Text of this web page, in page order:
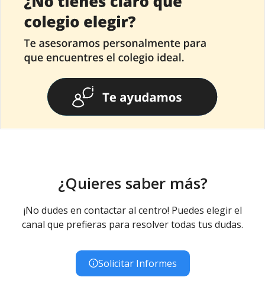
¿Quieres saber más?
¡No dudes en contactar al centro! Puedes elegir el
canal que prefieras para resolver todas tus dudas.
Solicitar Informes